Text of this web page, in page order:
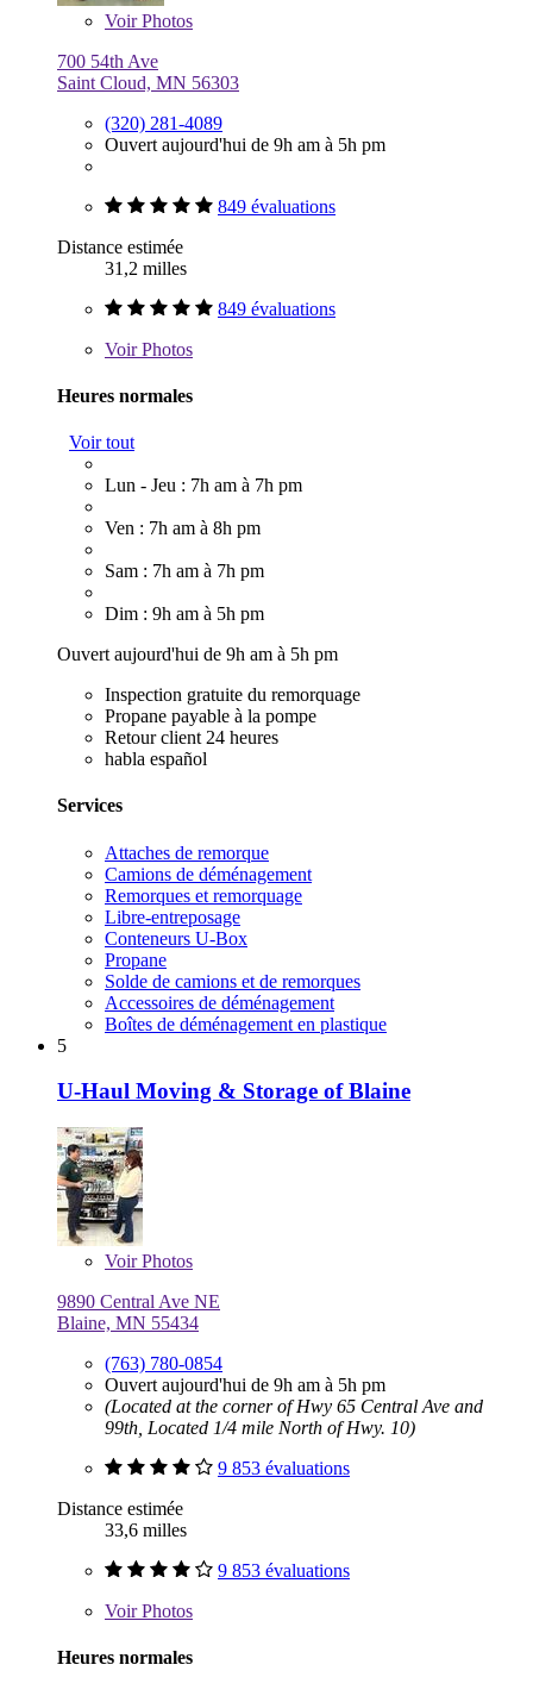
VoirPhotos
700 54th Ave
Saint Cloud, MN 56303
(320) 281-4089
Ouvert aujourd'hui de 9h am à 5h pm
849 évaluations
Distance estimée
31,2 milles
849 évaluations
VoirPhotos
Heures normales
Voir tout
Lun - Jeu : 7h am à 7h pm
Ven : 7h am à 8h pm
Sam : 7h am à 7h pm
Dim : 9h am à 5h pm
Ouvert aujourd'hui de 9h am à 5h pm
Inspection gratuite du remorquage
Propane payable à la pompe
Retour client 24 heures
habla español
Services
Attaches de remorque
Camions de déménagement
Remorques et remorquage
Libre-entreposage
Conteneurs U-Box
Propane
Solde de camions et de remorques
Accessoires de déménagement
Boîtes de déménagement en plastique
5
U-Haul Moving & Storage of Blaine
VoirPhotos
9890 Central Ave NE
Blaine, MN 55434
(763) 780-0854
Ouvert aujourd'hui de 9h am à 5h pm
(Located at the corner of Hwy 65 Central Ave and
99th, Located 1/4 mile North of Hwy. 10)
9 853 évaluations
Distance estimée
33,6 milles
9 853 évaluations
VoirPhotos
Heures normales